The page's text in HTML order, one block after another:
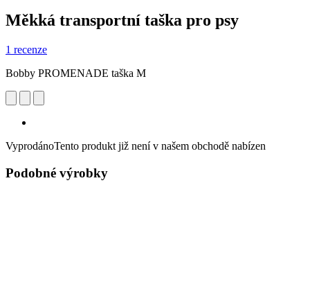
Měkká transportní taška pro psy
1 recenze
Bobby PROMENADE taška M
VyprodánoTento produkt již není v našem obchodě nabízen
Podobné výrobky